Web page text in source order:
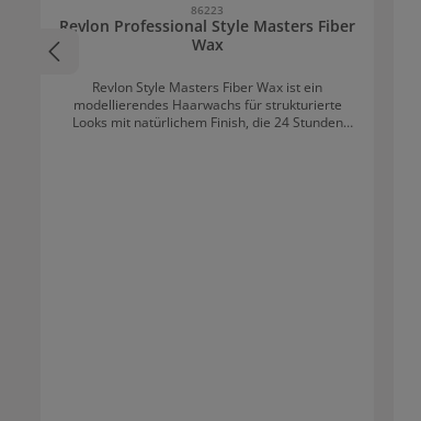
86223
Revlon Professional Style Masters Fiber
Wax
Revlon Style Masters Fiber Wax ist ein
modellierendes Haarwachs für strukturierte
Looks mit natürlichem Finish, die 24 Stunden